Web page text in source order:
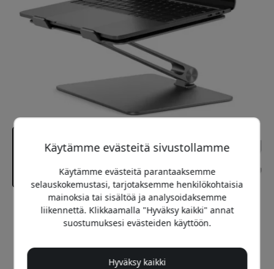
Suositeltava hinta
79.99 EUR
Osta nyt
Käytämme evästeitä sivustollamme
Käytämme evästeitä parantaaksemme
selauskokemustasi, tarjotaksemme henkilökohtaisia
mainoksia tai sisältöä ja analysoidaksemme
liikennettä. Klikkaamalla "Hyväksy kaikki" annat
suostumuksesi evästeiden käyttöön.
Hyväksy kaikki